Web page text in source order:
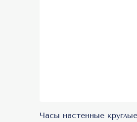
Часы настенные